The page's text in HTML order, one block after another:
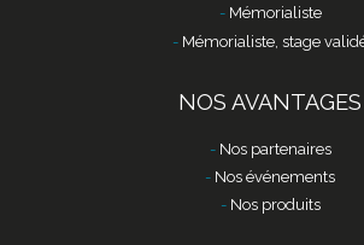
Mémorialiste
Mémorialiste, stage
NOS AVANTAGES
Nos partenaires
Nos événements
Nos produits